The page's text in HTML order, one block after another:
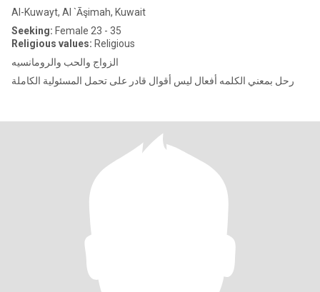
Al-Kuwayt, Al `Āşimah, Kuwait
Seeking: Female 23 - 35
Religious values: Religious
الزواج والحب والرومانسيه
رحل بمعني الكلمه أفعال ليس أقوال قادر على تحمل المسئولية الكاملة